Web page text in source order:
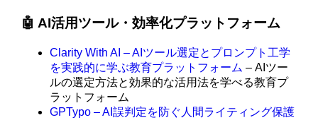
🤖 AI活用ツール・効率化プラットフォーム
Clarity With AI – AIツール選定とプロンプト工学
を実践的に学ぶ教育プラットフォーム – AIツー
ルの選定方法と効果的な活用法を学べる教育プ
ラットフォーム
GPTypo – AI誤判定を防ぐ人間ライティング保護